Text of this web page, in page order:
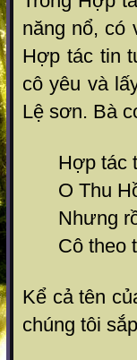
năng nổ, có
Hợp tác tin
cô yêu và
Lệ sơn. Bà
Hợp tác
O Thu
Nhưng
Cô theo
Kể cả tên
chúng tôi